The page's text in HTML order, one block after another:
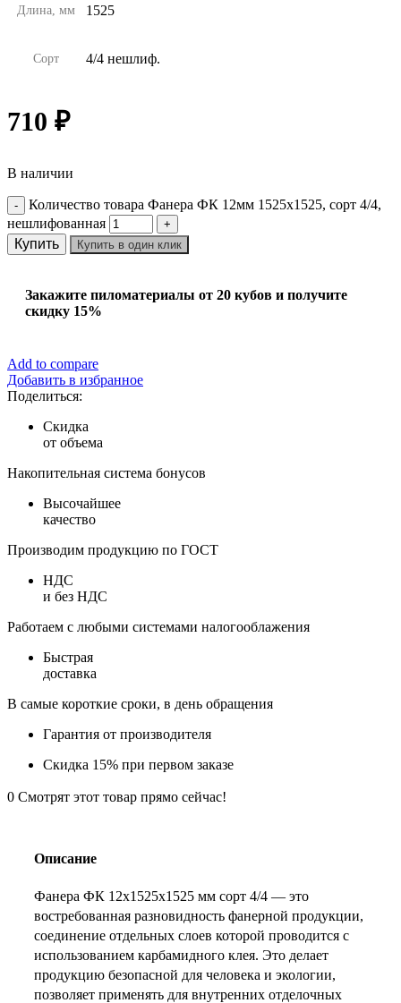
Длина, мм 1525
Сорт 4/4 нешлиф.
710 ₽
В наличии
Количество товара Фанера ФК 12мм 1525х1525, сорт 4/4,
нешлифованная
Купить
Купить в один клик
Закажите пиломатериалы от 20 кубов и получите
скидку 15%
Add to compare
Добавить в избранное
Поделиться:
Скидка
от объема
Накопительная система бонусов
Высочайшее
качество
Производим продукцию по ГОСТ
НДС
и без НДС
Работаем с любыми системами налогооблажения
Быстрая
доставка
В самые короткие сроки, в день обращения
Гарантия от производителя
Скидка 15% при первом заказе
0 Смотрят этот товар прямо сейчас!
Описание
Фанера ФК 12х1525х1525 мм сорт 4/4 — это
востребованная разновидность фанерной продукции,
соединение отдельных слоев которой проводится с
использованием карбамидного клея. Это делает
продукцию безопасной для человека и экологии,
позволяет применять для внутренних отделочных